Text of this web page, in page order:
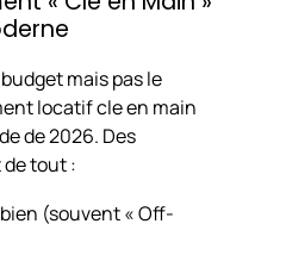
mais pas le
locatif cle en main
de 2026. Des
de tout :
(souvent « Off-